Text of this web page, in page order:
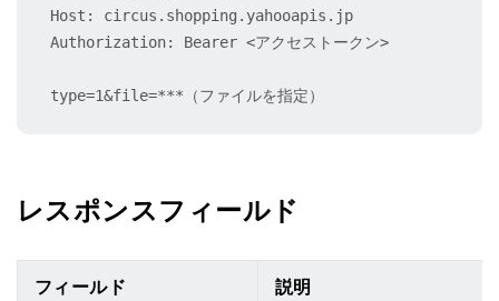
Host: circus.shopping.yahooapis.jp
Authorization: Bearer <アクセストークン>
type=1&file=***（ファイルを指定）
レスポンスフィールド
フィールド 説明